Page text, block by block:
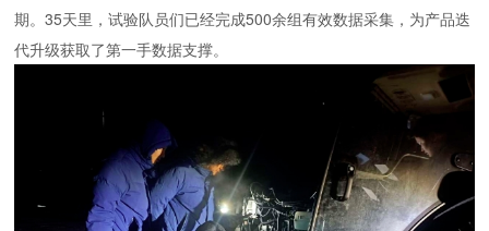
期。35天里，试验队员们已经完成500余组有效数据采集，为产品迭
代升级获取了第一手数据支撑。